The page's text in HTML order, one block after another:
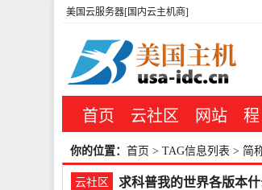
美国云服务器[国内云主机商]
首页 云社区 网站 程
你的位置： 首页 > TAG信息列表 > 简
云社区 求科普我的世界各版本什